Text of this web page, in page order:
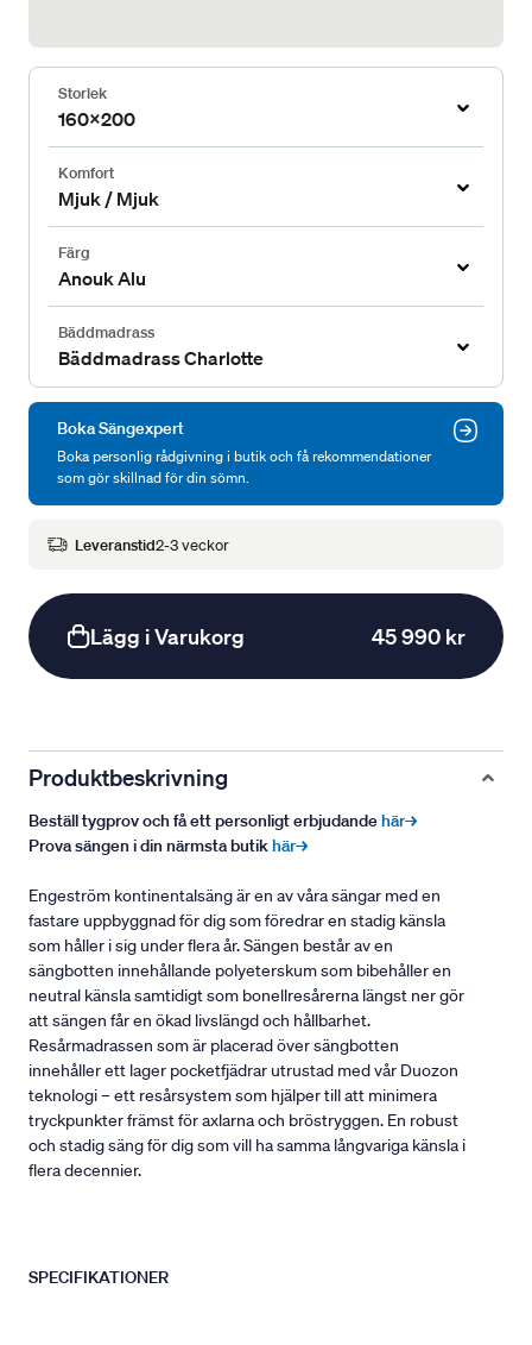
Storlek
160x200
Komfort
Mjuk / Mjuk
Färg
Anouk Alu
Bäddmadrass
Bäddmadrass Charlotte
Boka Sängexpert
Boka personlig rådgivning i butik och få rekommendationer
som gör skillnad för din sömn.
Leveranstid2-3 veckor
Lägg i Varukorg 45 990 kr
Produktbeskrivning
Beställ tygprov och få ett personligt erbjudandehär→
Prova sängen i din närmsta butikhär→
Engeström kontinentalsäng är en av våra sängar med en
fastare uppbyggnad för dig som föredrar en stadig känsla
som håller i sig under flera år. Sängen består av en
sängbotten innehållande polyeterskum som bibehåller en
neutral känsla samtidigt som bonellresårerna längst ner gör
att sängen får en ökad livslängd och hållbarhet.
Resårmadrassen som är placerad över sängbotten
innehåller ett lager pocketfjädrar utrustad med vår Duozon
teknologi – ett resårsystem som hjälper till att minimera
tryckpunkter främst för axlarna och bröstryggen. En robust
och stadig säng för dig som vill ha samma långvariga känsla i
flera decennier.
SPECIFIKATIONER